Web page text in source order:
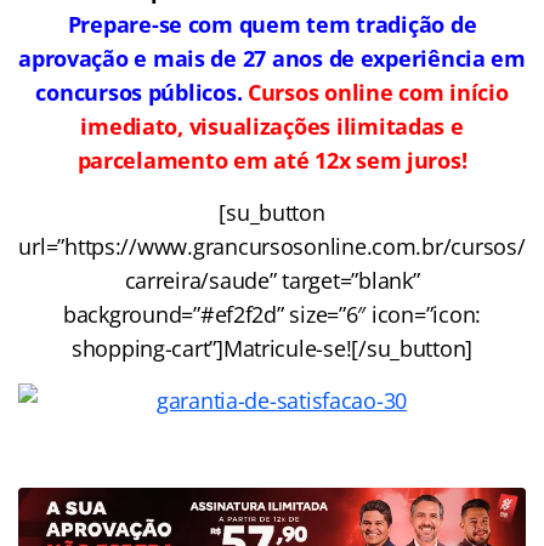
Prepare-se com quem tem tradição de
aprovação e mais de 27 anos de experiência em
concursos públicos. Cursos online com início
imediato, visualizações ilimitadas e
parcelamento em até 12x sem juros!
[su_button
url=”https://www.grancursosonline.com.br/cursos/
carreira/saude” target=”blank”
background=”#ef2f2d” size=”6″ icon=”icon:
shopping-cart”]Matricule-se![/su_button]